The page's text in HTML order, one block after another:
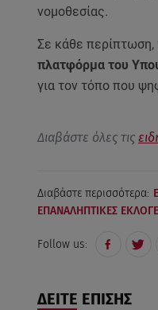
νομοθεσίας.
Σε κάθε περίπτωση,
πλατφόρμα του
για τον τόπο που
Διαβάστε όλες τις
Διαβάστε περισσότερα:
ΕΠΑΝΑΛΗΠΤΙΚΕΣ
Follow us:
ΔΕΙΤΕ ΕΠΙΣΗΣ